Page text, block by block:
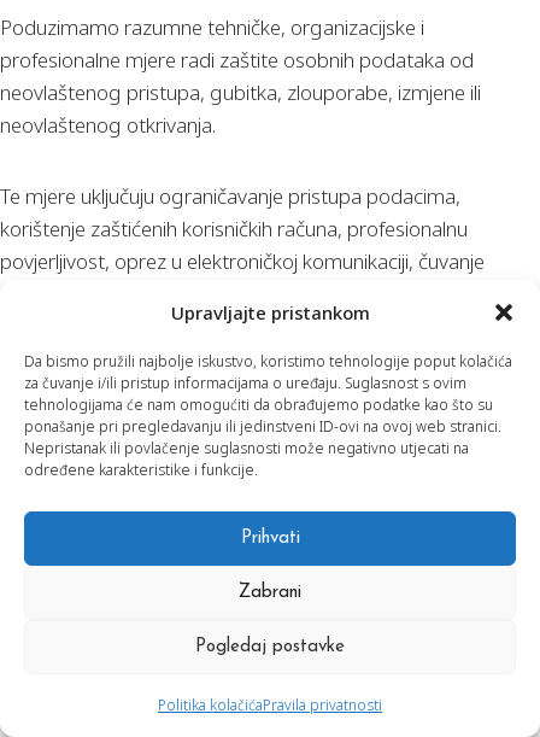
Upravljajte pristankom
Da bismo pružili najbolje iskustvo, koristimo tehnologije poput kolačića
za čuvanje i/ili pristup informacijama o uređaju. Suglasnost s ovim
tehnologijama će nam omogućiti da obrađujemo podatke kao što su
ponašanje pri pregledavanju ili jedinstveni ID-ovi na ovoj web stranici.
Nepristanak ili povlačenje suglasnosti može negativno utjecati na
određene karakteristike i funkcije.
Prihvati
Zabrani
Pogledaj postavke
Politika kolačićaPravila privatnosti
Poduzimamo razumne tehničke, organizacijske i
profesionalne mjere radi zaštite osobnih podataka od
neovlaštenog pristupa, gubitka, zlouporabe, izmjene ili
neovlaštenog otkrivanja.
Te mjere uključuju ograničavanje pristupa podacima,
korištenje zaštićenih korisničkih računa, profesionalnu
povjerljivost, oprez u elektroničkoj komunikaciji, čuvanje
provjeru organizacijskih postupaka.
Unatoč poduzetim mjerama, nijedan sustav elektroničke
komunikacije nije potpuno siguran. Zato preporučujemo da
nam vrlo osjetljive podatke ne šaljete putem nezaštićenih
20. Povjerljivost stručnog rada
Svi podaci dobiveni u okviru psihološkog savjetovanja, KBT
i drugih stručnih usluga smatraju se povjerljivima.